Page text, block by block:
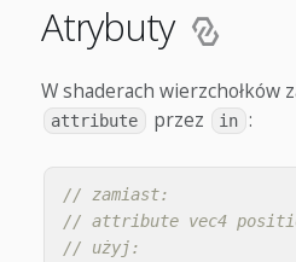
Atrybuty
W shaderach wierzchołków
attribute przez in :
// zamiast:
// attribute vec4
// użyj: